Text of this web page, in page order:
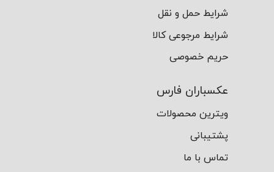
شرایط حمل و نقل
شرایط مرجوعی کالا
حریم خصوصی
عکسباران فارس
ویترین محصولات
پشتیبانی
تماس با ما